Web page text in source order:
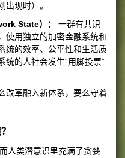
出现时）。
State）：
一群有共识
使用独立的加密金融系统和
统的效率、公平性和生活质
统的人社会发生“用脚投票”
改革融入新体系，要么守着
人类潜意识里充满了贪婪